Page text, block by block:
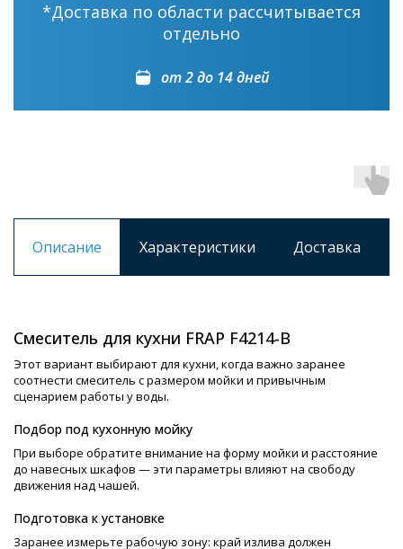
*Доставка по области рассчитывается
отдельно
от 2 до 14 дней
Описание Характеристики Доставка
Смеситель для кухни FRAP F4214-B
Этот вариант выбирают для кухни, когда важно заранее
соотнести смеситель с размером мойки и привычным
сценарием работы у воды.
Подбор под кухонную мойку
При выборе обратите внимание на форму мойки и расстояние
до навесных шкафов — эти параметры влияют на свободу
движения над чашей.
Подготовка к установке
Заранее измерьте рабочую зону: край излива должен